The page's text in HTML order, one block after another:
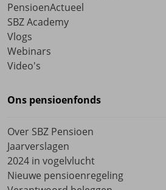
PensioenActueel
SBZ Academy
Vlogs
Webinars
Video's
Ons pensioenfonds
Over SBZ Pensioen
Jaarverslagen
2024 in vogelvlucht
Nieuwe pensioenregeling